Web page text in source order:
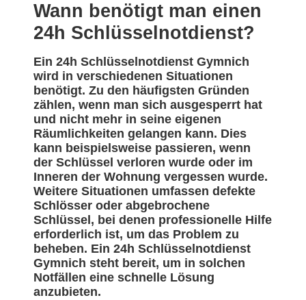
Wann benötigt man einen
24h Schlüsselnotdienst?
Ein 24h Schlüsselnotdienst Gymnich
wird in verschiedenen Situationen
benötigt. Zu den häufigsten Gründen
zählen, wenn man sich ausgesperrt hat
und nicht mehr in seine eigenen
Räumlichkeiten gelangen kann. Dies
kann beispielsweise passieren, wenn
der Schlüssel verloren wurde oder im
Inneren der Wohnung vergessen wurde.
Weitere Situationen umfassen defekte
Schlösser oder abgebrochene
Schlüssel, bei denen professionelle Hilfe
erforderlich ist, um das Problem zu
beheben. Ein 24h Schlüsselnotdienst
Gymnich steht bereit, um in solchen
Notfällen eine schnelle Lösung
anzubieten.